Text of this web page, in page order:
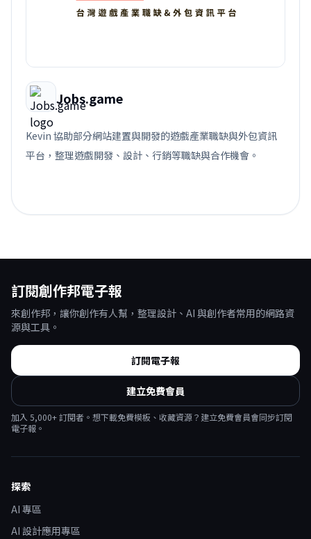
Jobs.game
Kevin 協助部分網站建置與開發的遊戲產業職缺與外包資訊
平台，整理遊戲開發、設計、行銷等職缺與合作機會。
訂閱創作邦電子報
來創作邦，讓你創作有人幫，整理設計、AI 與創作者常用的網路資
源與工具。
訂閱電子報
建立免費會員
加入 5,000+ 訂閱者。想下載免費模板、收藏資源？建立免費會員會同步訂閱
電子報。
探索
AI 專區
AI 設計應用專區